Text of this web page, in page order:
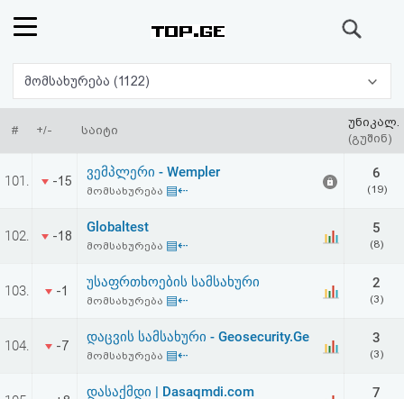
რეიტინგი
(მთავარი)
ფოსტა
პასუხი
ავტორიზაცია
რეგისტრაცია
მომსახურება (1122)
# +/- საიტი
უნიკალ.
(გუშინ)
101. -15
ვემპლერი - Wempler
მომსახურება ▤⇠
6
(19)
102. -18
Globaltest
მომსახურება ▤⇠
5
(8)
103. -1
უსაფრთხოების სამსახური
მომსახურება ▤⇠
2
(3)
104. -7
დაცვის სამსახური - Geosecurity.Ge
მომსახურება ▤⇠
3
(3)
დასაქმდი | Dasaqmdi.com 7